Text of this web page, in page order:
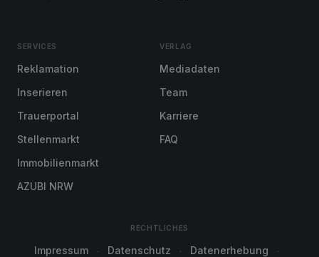
SERVICES
Reklamation
Inserieren
Trauerportal
Stellenmarkt
Immobilienmarkt
AZUBI NRW
VERLAG
Mediadaten
Team
Karriere
FAQ
RECHTLICHES
Impressum Datenschutz
Datenerhebung